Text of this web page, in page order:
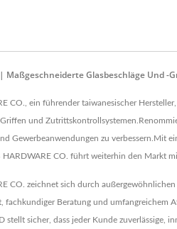
Maßgeschneiderte Glasbeschläge Und -
CO., ein führender taiwanesischer
Griffen und
Gewerbeanwendungen zu verbessern.Mit
CO. führt weiterhin den Markt
CO. zeichnet sich durch
fachkundiger Beratung und umfangreichem
sicher, dass jeder Kunde zuverlässige,